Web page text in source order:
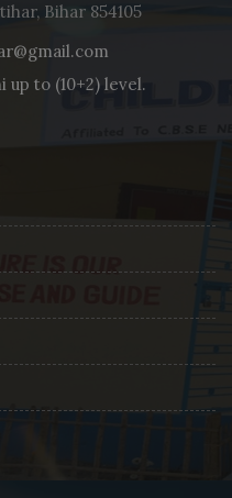
Bihar 854105
up to (10+2) level.